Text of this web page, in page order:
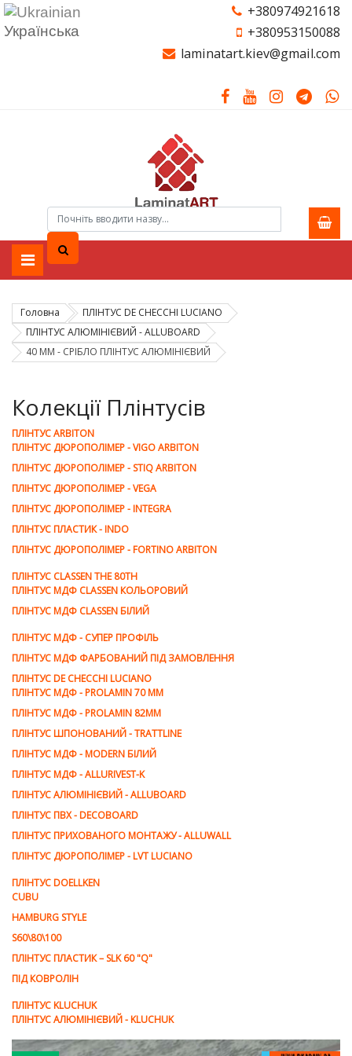
Українська
+380974921618
+380953150088
laminatart.kiev@gmail.com
Головна
ПЛІНТУС DE CHEСCHI LUCIANO
ПЛІНТУС АЛЮМІНІЄВИЙ - ALLUBOARD
40 ММ - СРІБЛО ПЛІНТУС АЛЮМІНІЄВИЙ
Колекції Плінтусів
ПЛІНТУС ARBITON
ПЛІНТУС ДЮРОПОЛІМЕР - VIGO ARBITON
ПЛІНТУС ДЮРОПОЛІМЕР - STIQ ARBITON
ПЛІНТУС ДЮРОПОЛІМЕР - VEGA
ПЛІНТУС ДЮРОПОЛІМЕР - INTEGRA
ПЛІНТУС ПЛАСТИК - INDO
ПЛІНТУС ДЮРОПОЛІМЕР - FORTINO ARBITON
ПЛІНТУС CLASSEN THE 80TH
ПЛІНТУС МДФ CLASSEN КОЛЬОРОВИЙ
ПЛІНТУС МДФ CLASSEN БІЛИЙ
ПЛІНТУС МДФ - СУПЕР ПРОФІЛЬ
ПЛІНТУС МДФ ФАРБОВАНИЙ ПІД ЗАМОВЛЕННЯ
ПЛІНТУС DE CHEСCHI LUCIANO
ПЛІНТУС МДФ - PROLAMIN 70 MM
ПЛІНТУС МДФ - PROLAMIN 82ММ
ПЛІНТУС ШПОНОВАНИЙ - TRATTLINE
ПЛІНТУС МДФ - MODERN БІЛИЙ
ПЛІНТУС МДФ - ALLURIVEST-K
ПЛІНТУС АЛЮМІНІЄВИЙ - ALLUBOARD
ПЛІНТУС ПВХ - DECOBOARD
ПЛІНТУС ПРИХОВАНОГО МОНТАЖУ - ALLUWALL
ПЛІНТУС ДЮРОПОЛІМЕР - LVT LUCIANO
ПЛІНТУС DOELLKEN
CUBU
HAMBURG STYLE
S60\80\100
ПЛІНТУС ПЛАСТИК – SLK 60 "Q"
ПІД КОВРОЛІН
ПЛІНТУС KLUCHUK
ПЛІНТУС АЛЮМІНІЄВИЙ - KLUCHUK